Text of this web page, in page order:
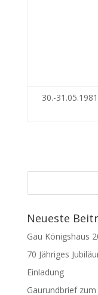
30.-31.05.1981
Neueste
Gau Königshaus
70 Jähriges
Einladung
Gaurundbrief